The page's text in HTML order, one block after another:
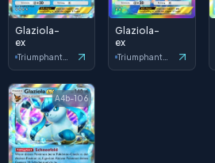
Glaziola-
ex
Glaziola-
ex
A4b-106